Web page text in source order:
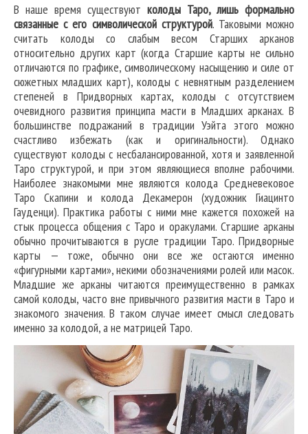
В наше время существуют колоды Таро, лишь формально
связанные с его символической структурой. Таковыми можно
считать колоды со слабым весом Старших арканов
относительно других карт (когда Старшие карты не сильно
отличаются по графике, символическому насыщению и силе от
сюжетных младших карт), колоды с невнятным разделением
степеней в Придворных картах, колоды с отсутствием
очевидного развития принципа масти в Младших арканах. В
большинстве подражаний в традиции Уэйта этого можно
счастливо избежать (как и оригинальности). Однако
существуют колоды с несбалансированной, хотя и заявленной
Таро структурой, и при этом являющиеся вполне рабочими.
Наиболее знакомыми мне являются колода Средневековое
Таро Скапини и колода Декамерон (художник Гиацинто
Гауденци). Практика работы с ними мне кажется похожей на
стык процесса общения с Таро и оракулами. Старшие арканы
обычно прочитываются в русле традиции Таро. Придворные
карты — тоже, обычно они все же остаются именно
«фигурными картами», некими обозначениями ролей или масок.
Младшие же арканы читаются преимущественно в рамках
самой колоды, часто вне привычного развития масти в Таро и
знакомого значения. В таком случае имеет смысл следовать
именно за колодой, а не матрицей Таро.